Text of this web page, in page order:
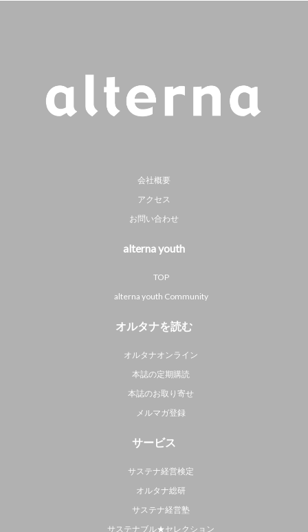
会社概要
アクセス
お問い合わせ
alterna youth
TOP
alterna youth Community
オルタナを読む
オルタナオンライン
本誌の定期購読
本誌のお取り寄せ
メルマガ登録
サービス
サステナ経営検定
オルタナ総研
サステナ経営塾
サステナブル★セレクション